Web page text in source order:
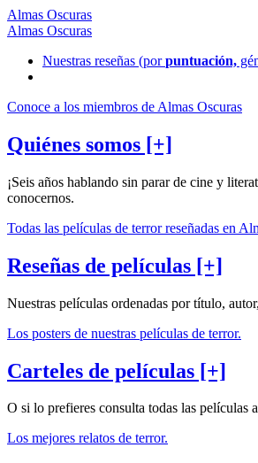
Almas Oscuras
Almas Oscuras
Nuestras reseñas (porpuntuación,
Conoce a los miembros de Almas Oscuras
Quiénes somos [+]
¡Seis años hablando sin parar de cine y
conocernos.
Todas las películas de terror reseñadas en
Reseñas de películas [+]
Nuestras películas ordenadas por título, autor,
Los posters de nuestras películas de terror.
Carteles de películas [+]
O si lo prefieres consulta todas las películas
Los mejores relatos de terror.